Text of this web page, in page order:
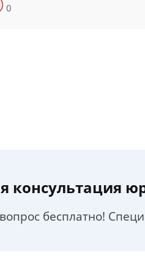
0
консультация
бесплатно!